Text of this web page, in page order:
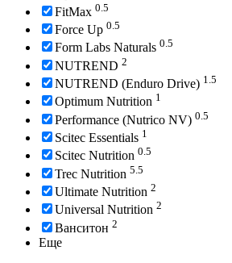
FitMax 0.5
Force Up 0.5
Form Labs Naturals 0.5
NUTREND 2
NUTREND (Enduro Drive) 1.5
Optimum Nutrition 1
Performance (Nutrico NV) 0.5
Scitec Essentials 1
Scitec Nutrition 0.5
Trec Nutrition 5.5
Ultimate Nutrition 2
Universal Nutrition 2
Ванситон 2
Еще